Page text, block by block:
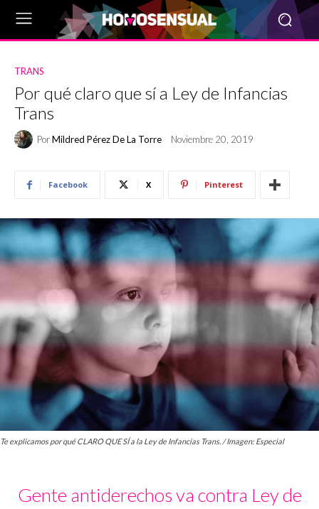
TRANS
Por qué claro que sí a Ley de Infancias
Trans
PorMildred Pérez De La Torre Noviembre 20, 2019
Facebook X Pinterest
Te explicamos por qué CLARO QUE SÍ a la Ley de Infancias Trans. / Imagen: Especial
Gente antiderechos va contra Ley de